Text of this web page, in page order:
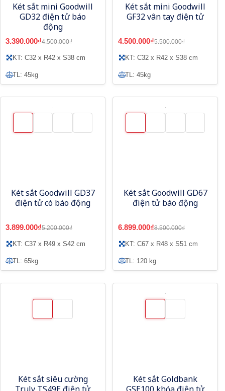
Két sắt mini Goodwill
GD32 điện tử báo
động
3.390.000₫4.500.000₫
KT: C32 x R42 x S38 cm
TL: 45kg
Két sắt mini Goodwill
GF32 vân tay điện tử
4.500.000₫5.500.000₫
KT: C32 x R42 x S38 cm
TL: 45kg
Két sắt Goodwill GD37
điện tử có báo động
3.899.000₫5.200.000₫
KT: C37 x R49 x S42 cm
TL: 65kg
Két sắt Goodwill GD67
điện tử báo động
6.899.000₫8.500.000₫
KT: C67 x R48 x S51 cm
TL: 120 kg
Két sắt siêu cường
Két sắt Goldbank